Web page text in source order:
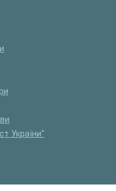
України"